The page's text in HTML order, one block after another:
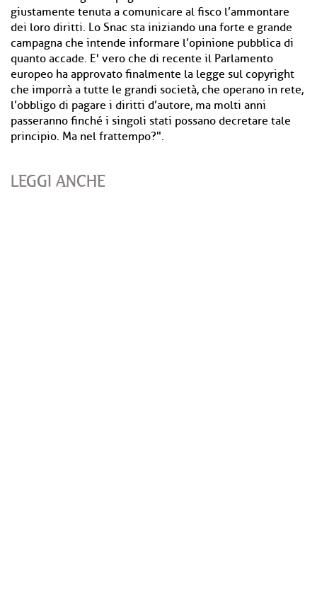
giustamente tenuta a comunicare al fisco l’ammontare
dei loro diritti. Lo Snac sta iniziando una forte e grande
campagna che intende informare l’opinione pubblica di
quanto accade. E' vero che di recente il Parlamento
europeo ha approvato finalmente la legge sul copyright
che imporrà a tutte le grandi società, che operano in rete,
l’obbligo di pagare i diritti d’autore, ma molti anni
passeranno finché i singoli stati possano decretare tale
principio. Ma nel frattempo?".
LEGGI ANCHE